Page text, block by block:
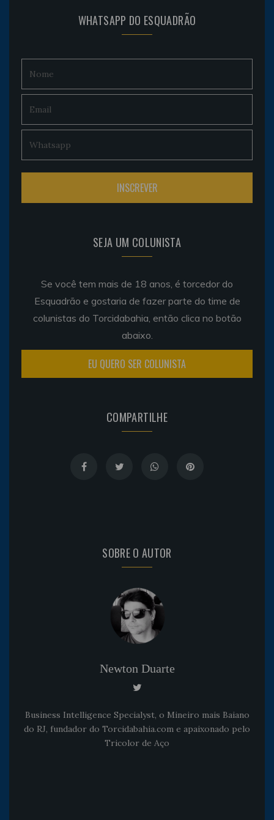
WHATSAPP DO ESQUADRÃO
SEJA UM COLUNISTA
Se você tem mais de 18 anos, é torcedor do
Esquadrão e gostaria de fazer parte do time de
colunistas do Torcidabahia, então clica no botão
abaixo.
EU QUERO SER COLUNISTA
COMPARTILHE
SOBRE O AUTOR
Newton Duarte
Business Intelligence Specialyst, o Mineiro mais Baiano
do RJ, fundador do Torcidabahia.com e apaixonado pelo
Tricolor de Aço